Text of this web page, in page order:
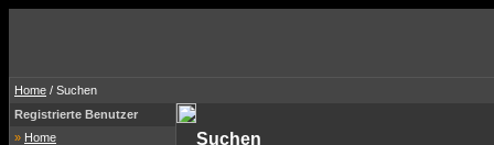
Home / Suchen
Registrierte Benutzer
» Home
Suchen